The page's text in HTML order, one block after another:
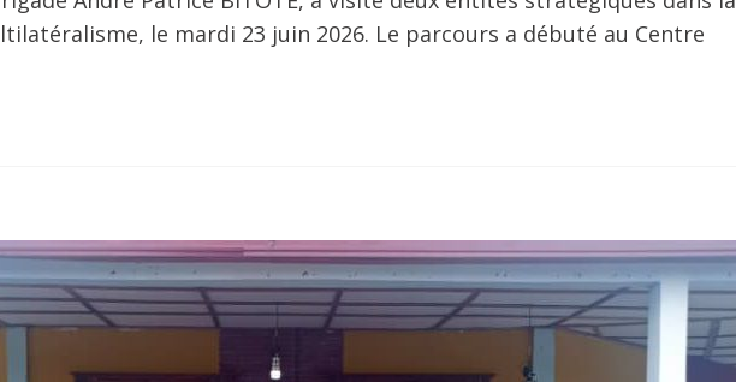
le mardi 23 juin 2026. Le parcours a débuté au Centre